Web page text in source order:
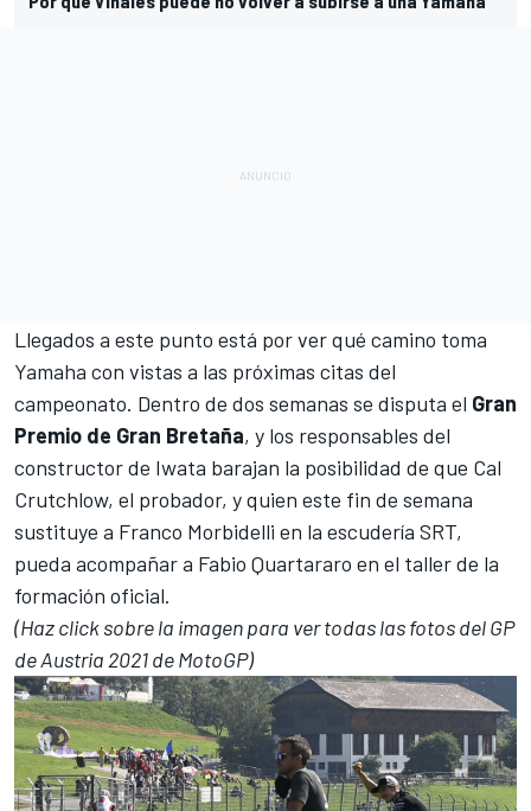
Llegados a este punto está por ver qué camino toma
Yamaha con vistas a las próximas citas del
campeonato. Dentro de dos semanas se disputa el Gran
Premio de Gran Bretaña, y los responsables del
constructor de Iwata barajan la posibilidad de que Cal
Crutchlow, el probador, y quien este fin de semana
sustituye a Franco Morbidelli en la escudería SRT,
pueda acompañar a Fabio Quartararo en el taller de la
formación oficial.
(Haz click sobre la imagen para ver todas las fotos del GP
de Austria 2021 de MotoGP)